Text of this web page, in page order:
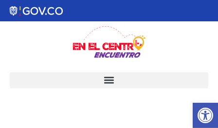
Abrir